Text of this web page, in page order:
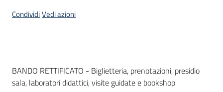
site
CondividiVedi azioni
Dati del bando
BANDO RETTIFICATO - Biglietteria, prenotazioni, presidio
sala, laboratori didattici, visite guidate e bookshop